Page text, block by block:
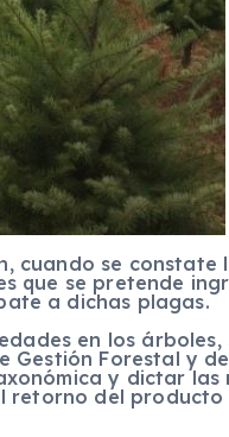
se constate
que se pretende
a dichas plagas.
en los árboles,
Forestal y
y dictar las
retorno del